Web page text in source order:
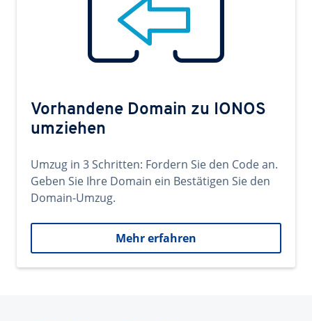
Vorhandene Domain zu IONOS
umziehen
Umzug in 3 Schritten: Fordern Sie den Code an.
Geben Sie Ihre Domain ein Bestätigen Sie den
Domain-Umzug.
Mehr erfahren